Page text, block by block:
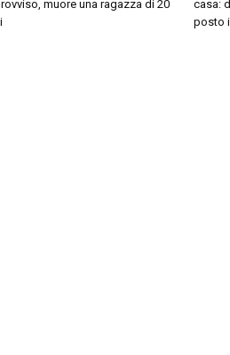
muore una ragazza di 20
casa:
posto